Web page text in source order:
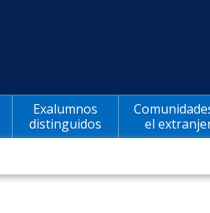
Exalumnos
distinguidos
el